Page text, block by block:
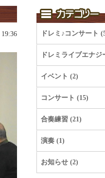
ドレミ♪コンサート
ドレミライブエナジ
イベント (2)
コンサート (15)
合奏練習 (21)
演奏 (1)
お知らせ (2)